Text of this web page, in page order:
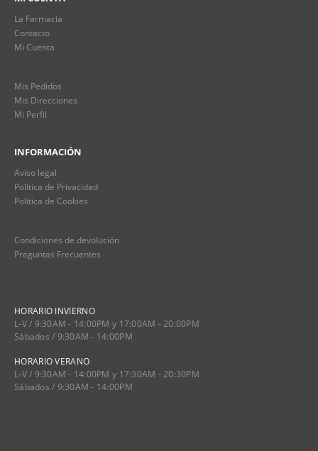
La Farmacia
Contacto
Mi Cuenta
Mis Pedidos
Mis Direcciones
Mi Perfil
INFORMACIÓN
Aviso legal
Política de Privacidad
Política de Cookies
Condiciones de devolución
Preguntas Frecuentes
HORARIO INVIERNO
L-V / 9:30AM - 14:00PM y 17:00AM - 20:00PM
Sábados / 9:30AM - 14:00PM
HORARIO VERANO
L-V / 9:30AM - 14:00PM y 17:30AM - 20:30PM
Sábados / 9:30AM - 14:00PM